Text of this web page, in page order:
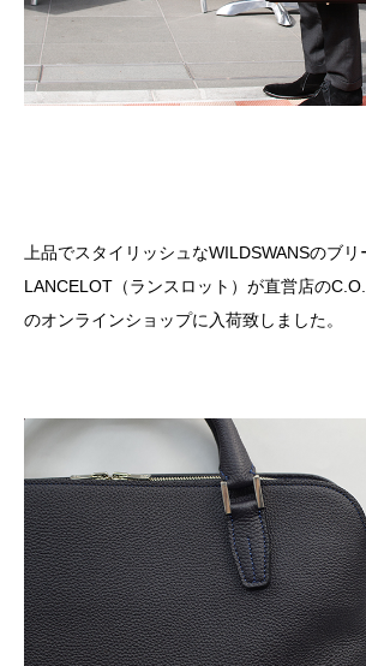
上品でスタイリッシュなWILDSWANSのブリ
LANCELOT （ランスロット）が直営店の
のオンラインショップに入荷致しました。